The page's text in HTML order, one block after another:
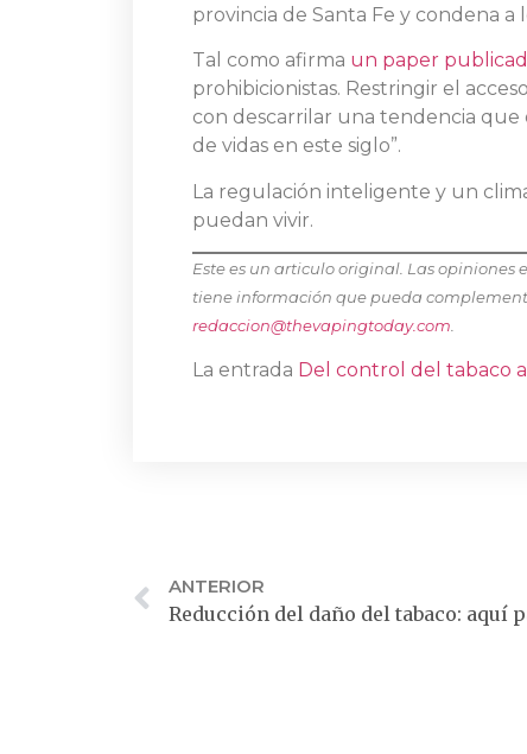
provincia de Santa Fe y condena
Tal como afirma un paper
prohibicionistas. Restringir el
con descarrilar una tendencia que
de vidas en este siglo”.
La regulación inteligente y un
puedan vivir.
Este es un articulo original. Las opiniones
tiene información que pueda
redaccion@thevapingtoday.com
La entrada Del control del tabaco
ANTERIOR
Reducción del daño del tabaco: aquí